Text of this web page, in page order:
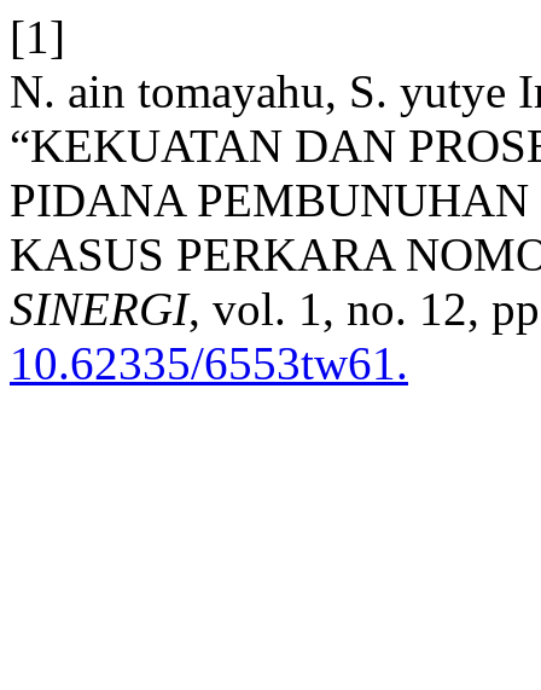
[1]
N. ain tomayahu, S. yutye
“KEKUATAN DAN
PIDANA
KASUS PERKARA
SINERGI, vol. 1, no. 12,
10.62335/6553tw61.